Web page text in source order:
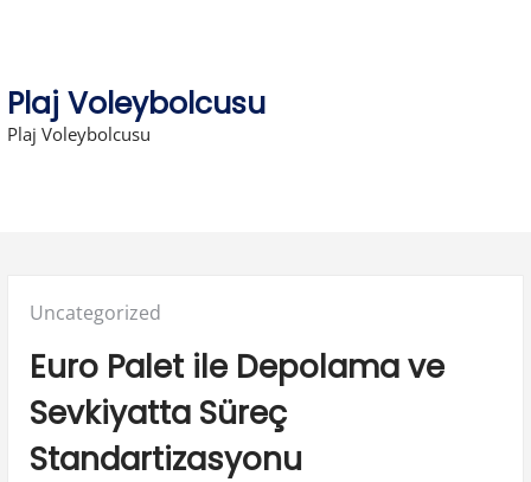
content
Plaj Voleybolcusu
Plaj Voleybolcusu
Posted
Uncategorized
Euro Palet ile Depolama ve
Sevkiyatta Süreç
Standartizasyonu